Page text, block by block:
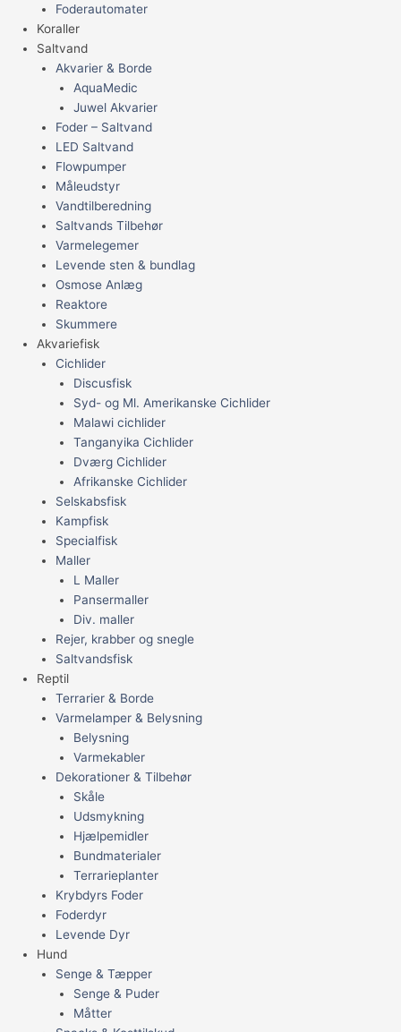
Foderautomater
Koraller
Saltvand
Akvarier & Borde
AquaMedic
Juwel Akvarier
Foder – Saltvand
LED Saltvand
Flowpumper
Måleudstyr
Vandtilberedning
Saltvands Tilbehør
Varmelegemer
Levende sten & bundlag
Osmose Anlæg
Reaktore
Skummere
Akvariefisk
Cichlider
Discusfisk
Syd- og Ml. Amerikanske Cichlider
Malawi cichlider
Tanganyika Cichlider
Dværg Cichlider
Afrikanske Cichlider
Selskabsfisk
Kampfisk
Specialfisk
Maller
L Maller
Pansermaller
Div. maller
Rejer, krabber og snegle
Saltvandsfisk
Reptil
Terrarier & Borde
Varmelamper & Belysning
Belysning
Varmekabler
Dekorationer & Tilbehør
Skåle
Udsmykning
Hjælpemidler
Bundmaterialer
Terrarieplanter
Krybdyrs Foder
Foderdyr
Levende Dyr
Hund
Senge & Tæpper
Senge & Puder
Måtter